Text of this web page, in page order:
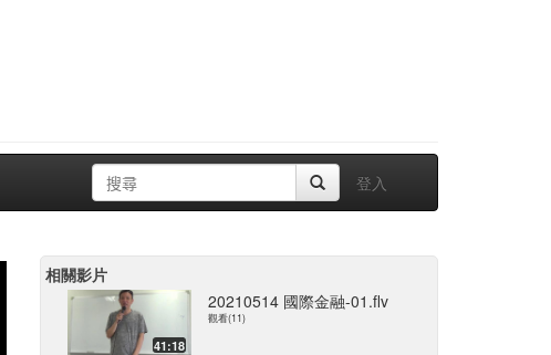
登入
相關影片
41:18
20210514 國際金融-01.flv
觀看(11)